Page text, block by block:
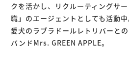
クを活かし、リクルーティングサ
職」のエージェントとしても活動
愛犬のラブラドールレトリバーと
バンドMrs. GREEN APPLE。